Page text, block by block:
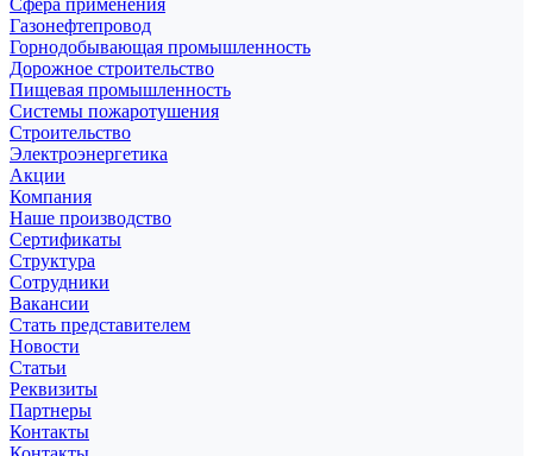
Сфера применения
Газонефтепровод
Горнодобывающая промышленность
Дорожное строительство
Пищевая промышленность
Системы пожаротушения
Строительство
Электроэнергетика
Акции
Компания
Наше производство
Сертификаты
Структура
Сотрудники
Вакансии
Стать представителем
Новости
Статьи
Реквизиты
Партнеры
Контакты